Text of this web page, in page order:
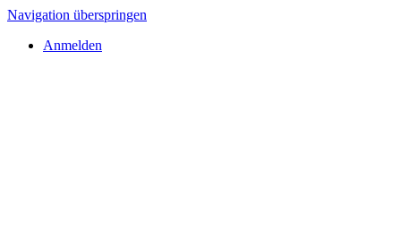
Navigation überspringen
Anmelden